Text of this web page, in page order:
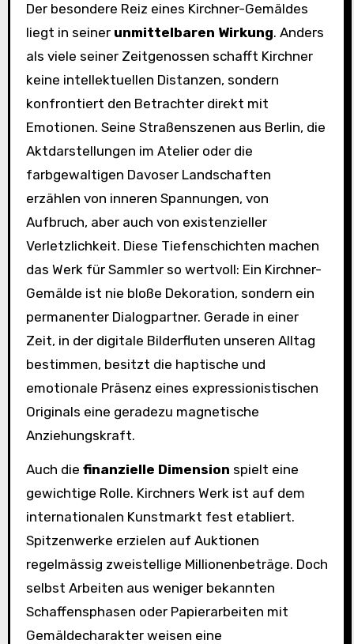
Der besondere Reiz eines Kirchner-Gemäldes
liegt in seiner unmittelbaren Wirkung. Anders
als viele seiner Zeitgenossen schafft Kirchner
keine intellektuellen Distanzen, sondern
konfrontiert den Betrachter direkt mit
Emotionen. Seine Straßenszenen aus Berlin, die
Aktdarstellungen im Atelier oder die
farbgewaltigen Davoser Landschaften
erzählen von inneren Spannungen, von
Aufbruch, aber auch von existenzieller
Verletzlichkeit. Diese Tiefenschichten machen
das Werk für Sammler so wertvoll: Ein Kirchner-
Gemälde ist nie bloße Dekoration, sondern ein
permanenter Dialogpartner. Gerade in einer
Zeit, in der digitale Bilderfluten unseren Alltag
bestimmen, besitzt die haptische und
emotionale Präsenz eines expressionistischen
Originals eine geradezu magnetische
Anziehungskraft.
Auch die finanzielle Dimension spielt eine
gewichtige Rolle. Kirchners Werk ist auf dem
internationalen Kunstmarkt fest etabliert.
Spitzenwerke erzielen auf Auktionen
regelmässig zweistellige Millionenbeträge. Doch
selbst Arbeiten aus weniger bekannten
Schaffensphasen oder Papierarbeiten mit
Gemäldecharakter weisen eine